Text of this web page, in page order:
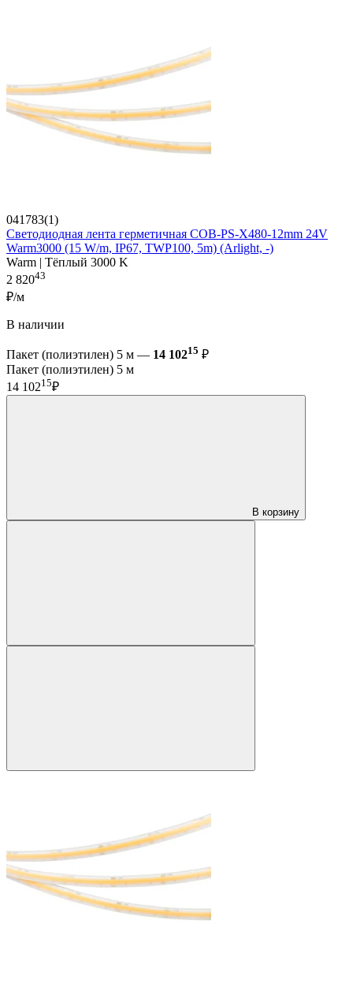
041783(1)
Светодиодная лента герметичная COB-PS-X480-12mm 24V
Warm3000 (15 W/m, IP67, TWP100, 5m) (Arlight, -)
Warm | Тёплый 3000 K
2 82043
₽/м
В наличии
Пакет (полиэтилен) 5 м — 14 10215 ₽
Пакет (полиэтилен) 5 м
14 10215₽
В корзину